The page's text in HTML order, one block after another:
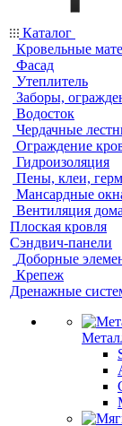
Каталог
Кровельные
Фасад
Утеплитель
Заборы,
Водосток
Чердачные
Ограждение
Гидроизоляция
Пены, клеи,
Мансардные
Вентиляция дома
Плоская кровля
Сэндвич-панели
Доборные
Крепеж
Дренажные